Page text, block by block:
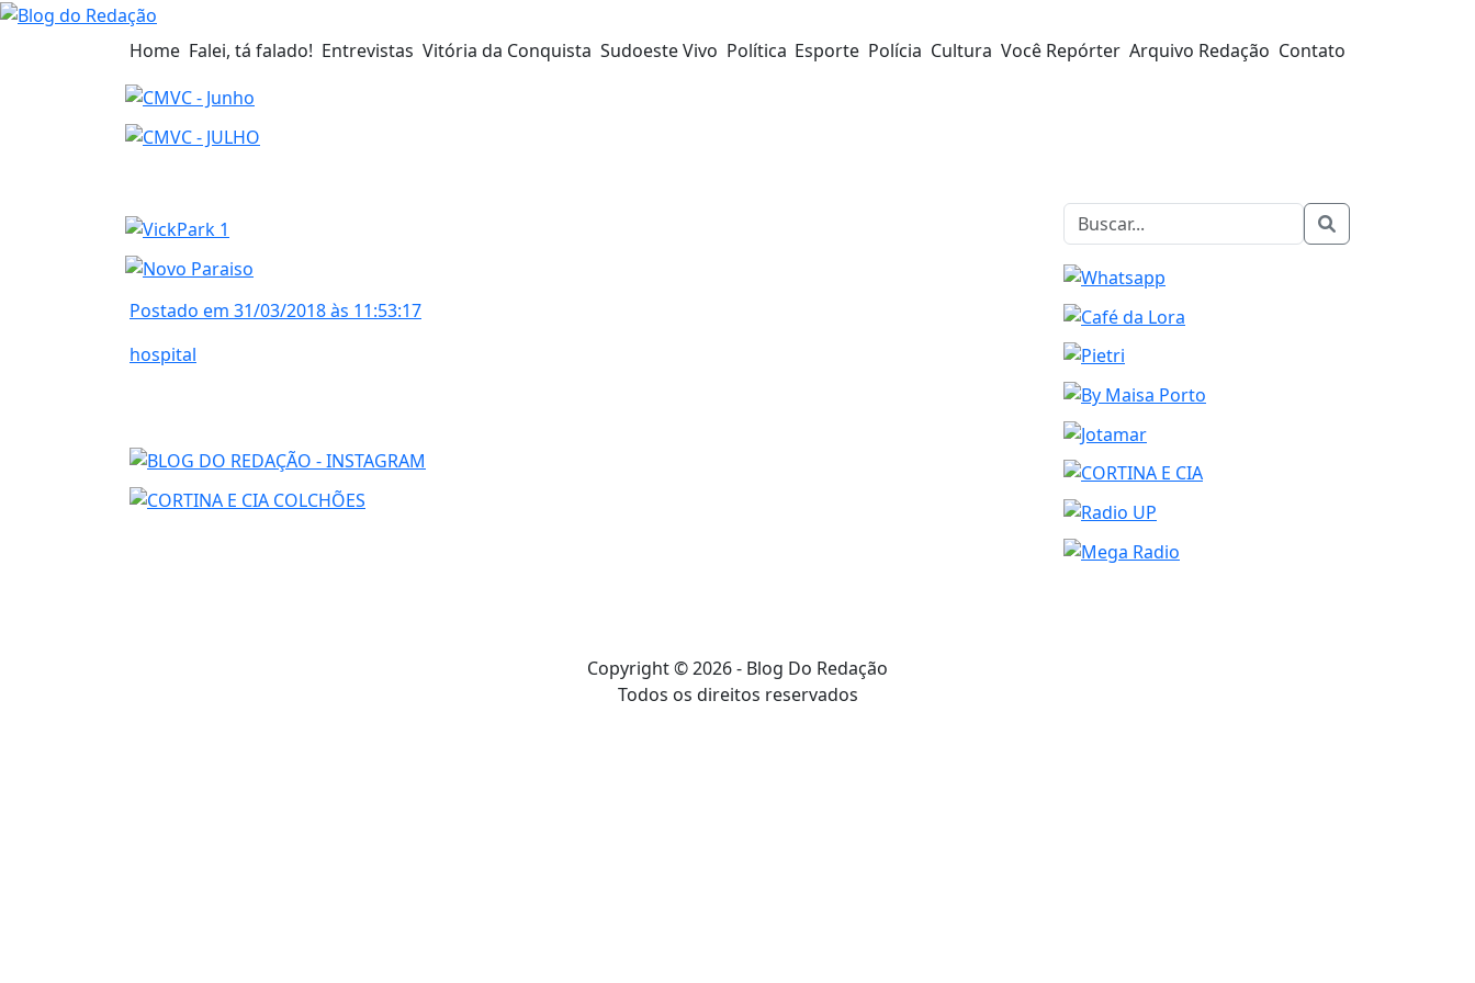
Home Falei, tá falado! Entrevistas Vitória da Conquista Sudoeste Vivo Política Esporte Polícia Cultura Você Repórter Arquivo Redação Contato
Postado em 31/03/2018 às 11:53:17
hospital
Copyright © 2026 - Blog Do Redação
Todos os direitos reservados